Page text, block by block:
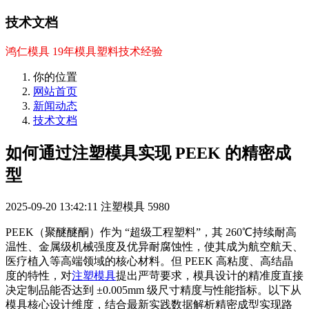
技术文档
鸿仁模具 19年模具塑料技术经验
你的位置
网站首页
新闻动态
技术文档
如何通过注塑模具实现 PEEK 的精密成
型
2025-09-20 13:42:11 注塑模具 5980
PEEK（聚醚醚酮）作为 “超级工程塑料”，其 260℃持续耐高
温性、金属级机械强度及优异耐腐蚀性，使其成为航空航天、
医疗植入等高端领域的核心材料。但 PEEK 高粘度、高结晶
度的特性，对注塑模具提出严苛要求，模具设计的精准度直接
决定制品能否达到 ±0.005mm 级尺寸精度与性能指标。以下从
模具核心设计维度，结合最新实践数据解析精密成型实现路